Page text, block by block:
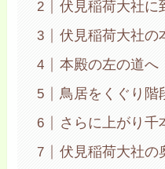
伏見稲荷大社に
伏見稲荷大社の
本殿の左の道へ
鳥居をくぐり階
さらに上がり千
伏見稲荷大社の